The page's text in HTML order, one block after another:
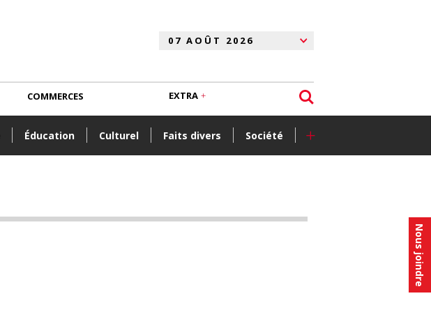
Nous joindre
Éducation Culturel Faits divers Société +
COMMERCES EXTRA